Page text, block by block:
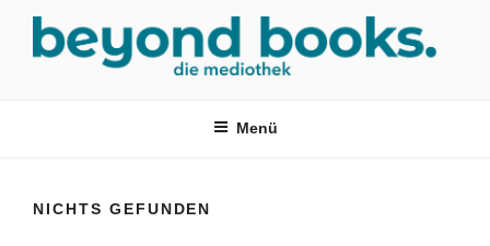
springen
Menü
NICHTS GEFUNDEN